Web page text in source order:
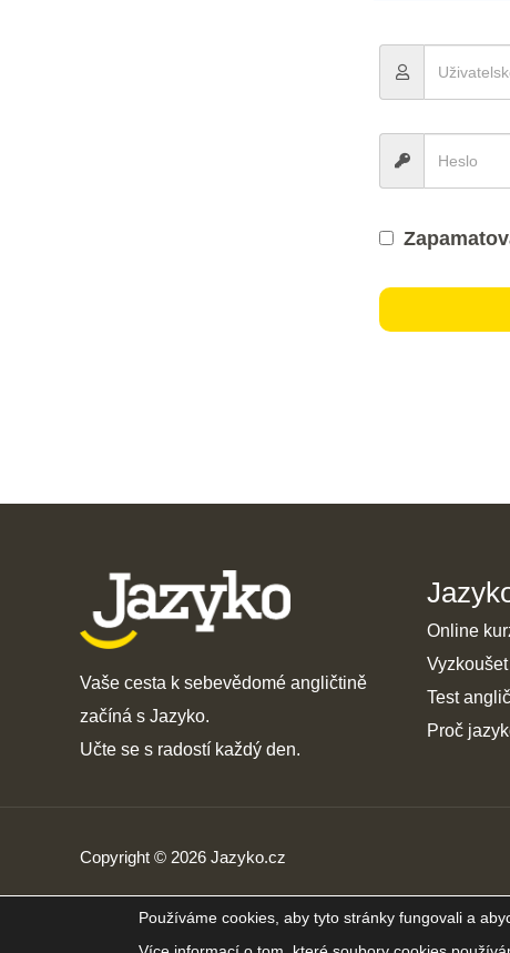
Vaše cesta k sebevědomé angličtině
začíná s Jazyko.
Učte se s radostí každý den.
Online
Test
Proč
Copyright © 2026 Jazyko.cz
Používáme cookies, aby tyto stránky fungovali a